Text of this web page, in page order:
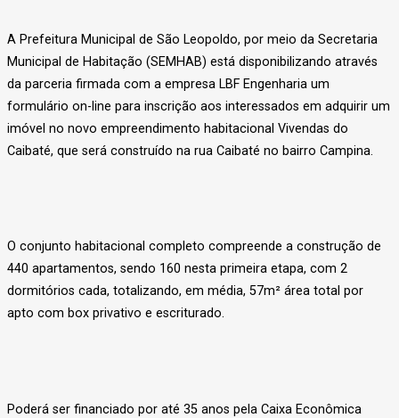
A Prefeitura Municipal de São Leopoldo, por meio da Secretaria
Municipal de Habitação (SEMHAB) está disponibilizando através
da parceria firmada com a empresa LBF Engenharia um
formulário on-line para inscrição aos interessados em adquirir um
imóvel no novo empreendimento habitacional Vivendas do
Caibaté, que será construído na rua Caibaté no bairro Campina.
O conjunto habitacional completo compreende a construção de
440 apartamentos, sendo 160 nesta primeira etapa, com 2
dormitórios cada, totalizando, em média, 57m² área total por
apto com box privativo e escriturado.
Poderá ser financiado por até 35 anos pela Caixa Econômica